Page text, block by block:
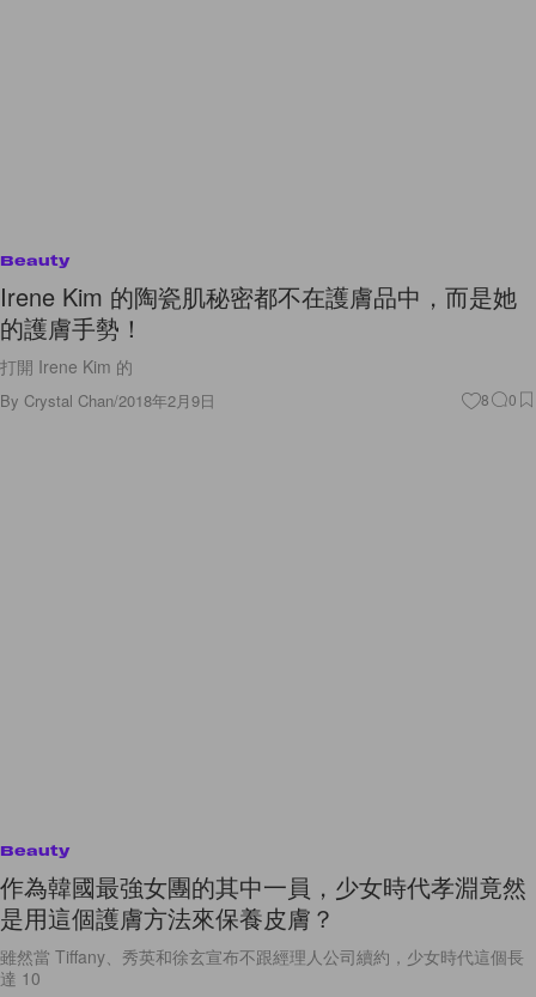
Beauty
Irene Kim 的陶瓷肌秘密都不在護膚品中，而是她
的護膚手勢！
打開 Irene Kim 的
By Crystal Chan/2018年2月9日 8 0
Beauty
作為韓國最強女團的其中一員，少女時代孝淵竟然
是用這個護膚方法來保養皮膚？
雖然當 Tiffany、秀英和徐玄宣布不跟經理人公司續約，少女時代這個長
達 10